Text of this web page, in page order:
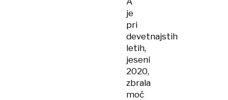
je
pri
devetnajstih
letih,
jeseni
2020,
zbrala
moč